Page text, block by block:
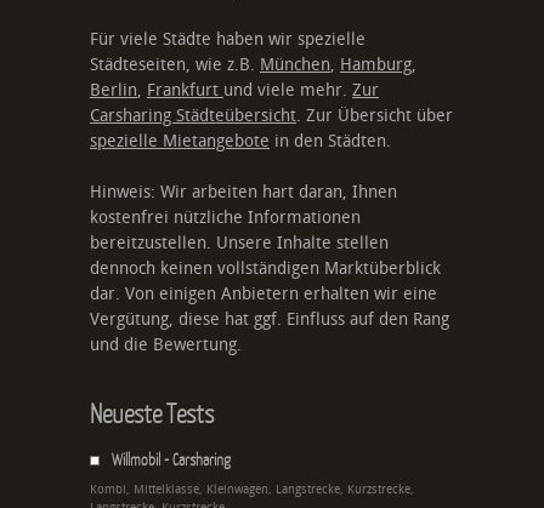
Für viele Städte haben wir spezielle
Städteseiten, wie z.B. München, Hamburg,
Berlin, Frankfurt und viele mehr. Zur
Carsharing Städteübersicht. Zur Übersicht über
spezielle Mietangebote in den Städten.
Hinweis: Wir arbeiten hart daran, Ihnen
kostenfrei nützliche Informationen
bereitzustellen. Unsere Inhalte stellen
dennoch keinen vollständigen Marktüberblick
dar. Von einigen Anbietern erhalten wir eine
Vergütung, diese hat ggf. Einfluss auf den Rang
und die Bewertung.
Neueste Tests
Willmobil - Carsharing
Kombi, Mittelklasse, Kleinwagen, Langstrecke, Kurzstrecke,